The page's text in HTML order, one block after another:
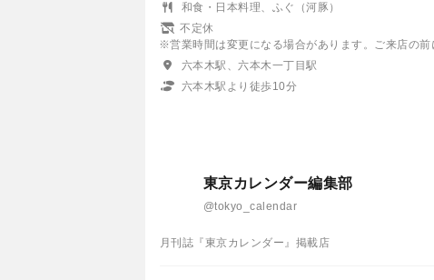
和食・日本料理、ふぐ（河豚）
不定休
※営業時間は変更になる場合があります。ご来店の前
六本木駅、六本木一丁目駅
六本木駅より徒歩10分
東京カレンダー編集部
@tokyo_calendar
月刊誌『東京カレンダー』掲載店